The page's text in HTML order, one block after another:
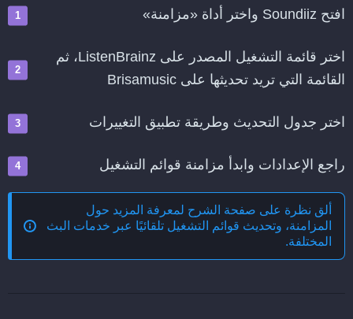
افتح Soundiiz واختر أداة «مزامنة»
اختر قائمة التشغيل المصدر على ListenBrainz، ثم
القائمة التي تريد تحديثها على Brisamusic
اختر جدول التحديث وطريقة تطبيق التغييرات
راجع الإعدادات وابدأ مزامنة قوائم التشغيل
ألق نظرة على صفحة الشرح لمعرفة المزيد حول
المزامنة، وتحديث قوائم التشغيل تلقائيًا عبر خدمات البث
المختلفة.